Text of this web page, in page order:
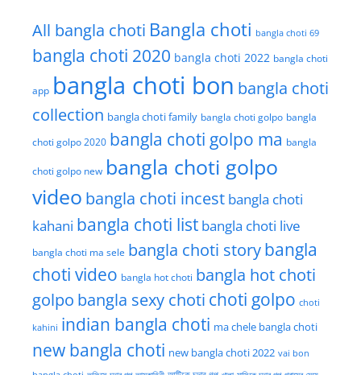
All bangla choti Bangla choti bangla choti 69
bangla choti 2020 bangla choti 2022 bangla choti
app bangla choti bon bangla choti
collection bangla choti family bangla choti golpo bangla
choti golpo 2020 bangla choti golpo ma bangla
choti golpo new bangla choti golpo
video bangla choti incest bangla choti
kahani bangla choti list bangla choti live
bangla choti ma sele bangla choti storybangla
choti video bangla hot choti bangla hot choti
golpo bangla sexy choti choti golpo choti
kahini indian bangla choti ma chele bangla choti
new bangla choti new bangla choti 2022 vai bon